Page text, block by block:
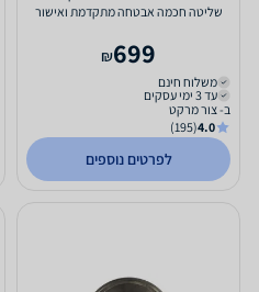
שליטה חכמה אבטחה מתקדמת ואישור
699
₪
משלוח חינם
עד 3 ימי עסקים
ב- צור מרקט
4.0
(195)
לפרטים נוספים